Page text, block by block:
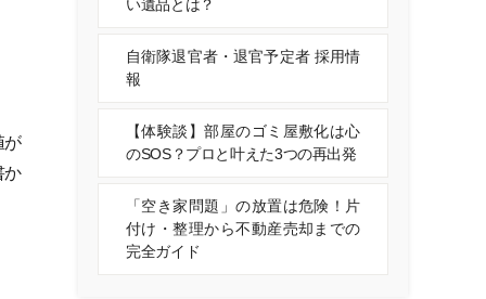
が
か
い遺品とは？
自衛隊退官者・退官予定者 採用情
報
【体験談】部屋のゴミ屋敷化は心
のSOS？プロと叶えた3つの再出発
「空き家問題」の放置は危険！片
付け・整理から不動産売却までの
完全ガイド